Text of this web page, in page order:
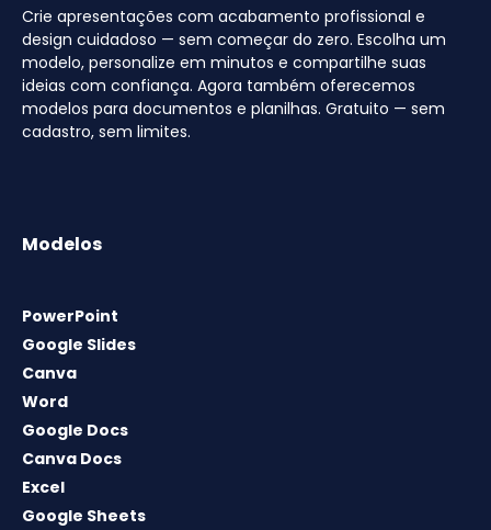
Crie apresentações com acabamento profissional e
design cuidadoso — sem começar do zero. Escolha um
modelo, personalize em minutos e compartilhe suas
ideias com confiança. Agora também oferecemos
modelos para documentos e planilhas. Gratuito — sem
cadastro, sem limites.
Modelos
PowerPoint
Google Slides
Canva
Word
Google Docs
Canva Docs
Excel
Google Sheets